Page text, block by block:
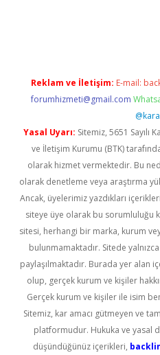
Reklam ve İletişim: E-mail:
forumhizmeti@gmail.com
Yasal Uyarı: Sitemiz, 5651 Sayılı
ve İletişim Kurumu (BTK)
olarak hizmet vermektedir. Bu
olarak denetleme veya araştırma
Ancak, üyelerimiz yazdıkları
siteye üye olarak bu sorumluluğu
sitesi, herhangi bir marka, kurum
bulunmamaktadır. Sitede
paylaşılmaktadır. Burada yer alan
olup, gerçek kurum ve kişiler
Gerçek kurum ve kişiler ile isim
Sitemiz, kar amacı gütmeyen ve
platformudur. Hukuka ve yasal
düşündüğünüz içerikleri,